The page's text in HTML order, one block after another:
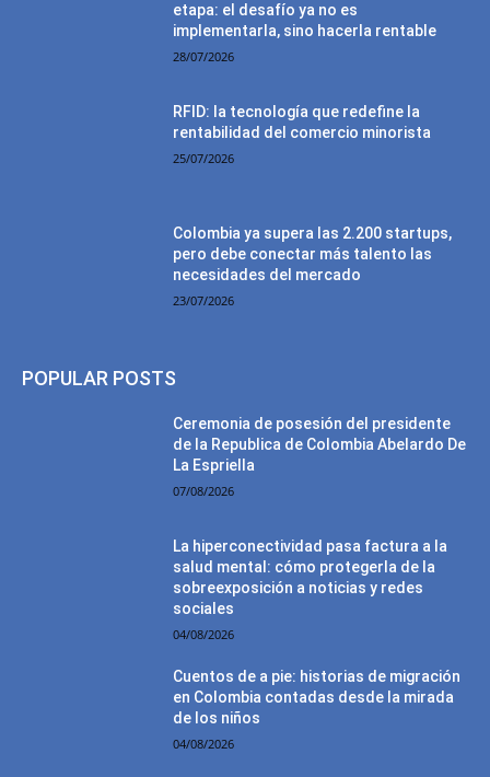
etapa: el desafío ya no es
implementarla, sino hacerla rentable
28/07/2026
RFID: la tecnología que redefine la
rentabilidad del comercio minorista
25/07/2026
Colombia ya supera las 2.200 startups,
pero debe conectar más talento las
necesidades del mercado
23/07/2026
POPULAR POSTS
Ceremonia de posesión del presidente
de la Republica de Colombia Abelardo De
La Espriella
07/08/2026
La hiperconectividad pasa factura a la
salud mental: cómo protegerla de la
sobreexposición a noticias y redes
sociales
04/08/2026
Cuentos de a pie: historias de migración
en Colombia contadas desde la mirada
de los niños
04/08/2026